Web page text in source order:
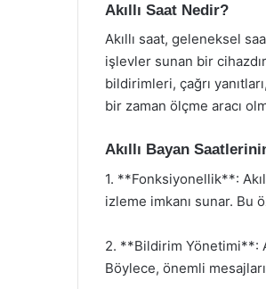
Akıllı Saat Nedir?
Akıllı saat, geleneksel
işlevler sunan bir
bildirimleri, çağrı
bir zaman ölçme aracı
Akıllı Bayan
1. **Fonksiyonellik**:
izleme imkanı sunar. Bu
2. **Bildirim Yönetimi**:
Böylece, önemli mesajları